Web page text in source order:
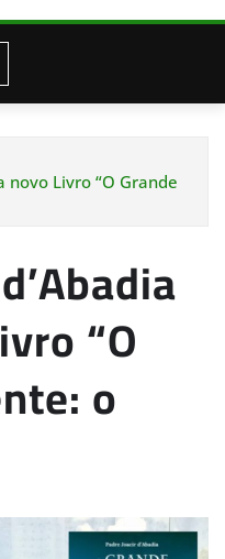
novo Livro “O Grande
“O
o